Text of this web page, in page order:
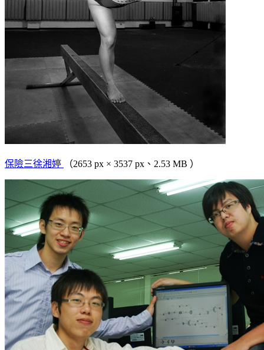
保險三徐湘婷 （2653 px × 3537 px、2.53 MB ）